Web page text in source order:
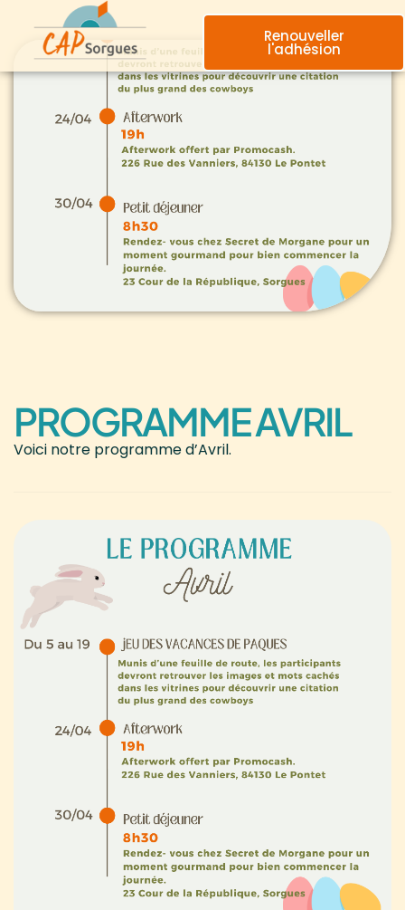
Renouveller
l'adhésion
PROGRAMME AVRIL
Voici notre programme d’Avril.